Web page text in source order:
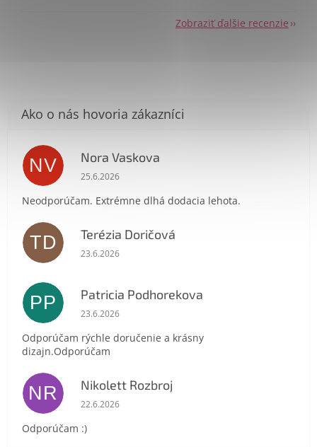
Zobraziť ďalšie recenzie
NV Nora Vaskova
Hodnotenie obchodu je 1 z 5 hviezdičiek.
25.6.2026
Neodporúčam. Extrémne dlhá dodacia lehota.
TD Terézia Doričová
Hodnotenie obchodu je 5 z 5 hviezdičiek.
23.6.2026
PP Patricia Podhorekova
Hodnotenie obchodu je 5 z 5 hviezdičiek.
23.6.2026
Odporúčam rýchle doručenie a krásny
dizajn.Odporúčam
NR Nikolett Rozbroj
Hodnotenie obchodu je 5 z 5 hviezdičiek.
22.6.2026
Odporúčam :)